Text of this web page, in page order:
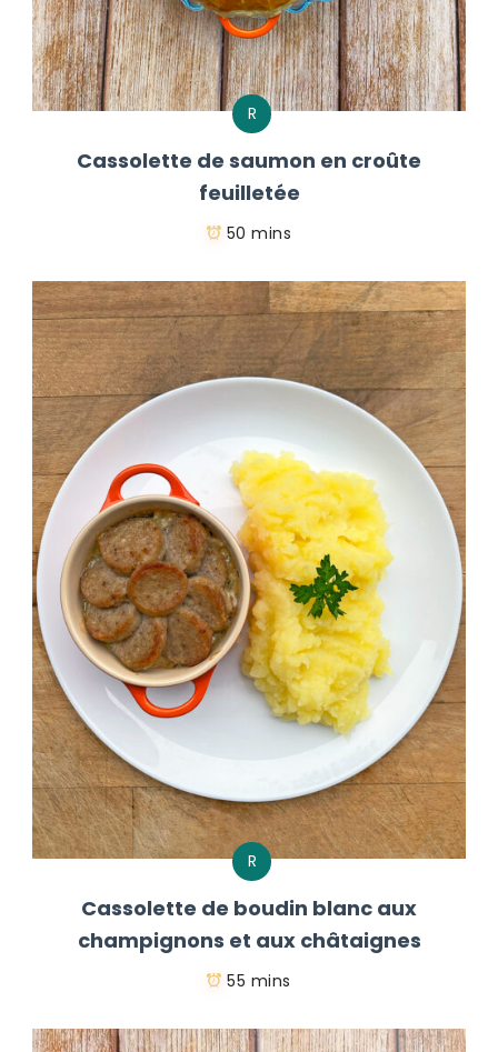
R
Cassolette de saumon en croûte
feuilletée
50 mins
R
Cassolette de boudin blanc aux
champignons et aux châtaignes
55 mins